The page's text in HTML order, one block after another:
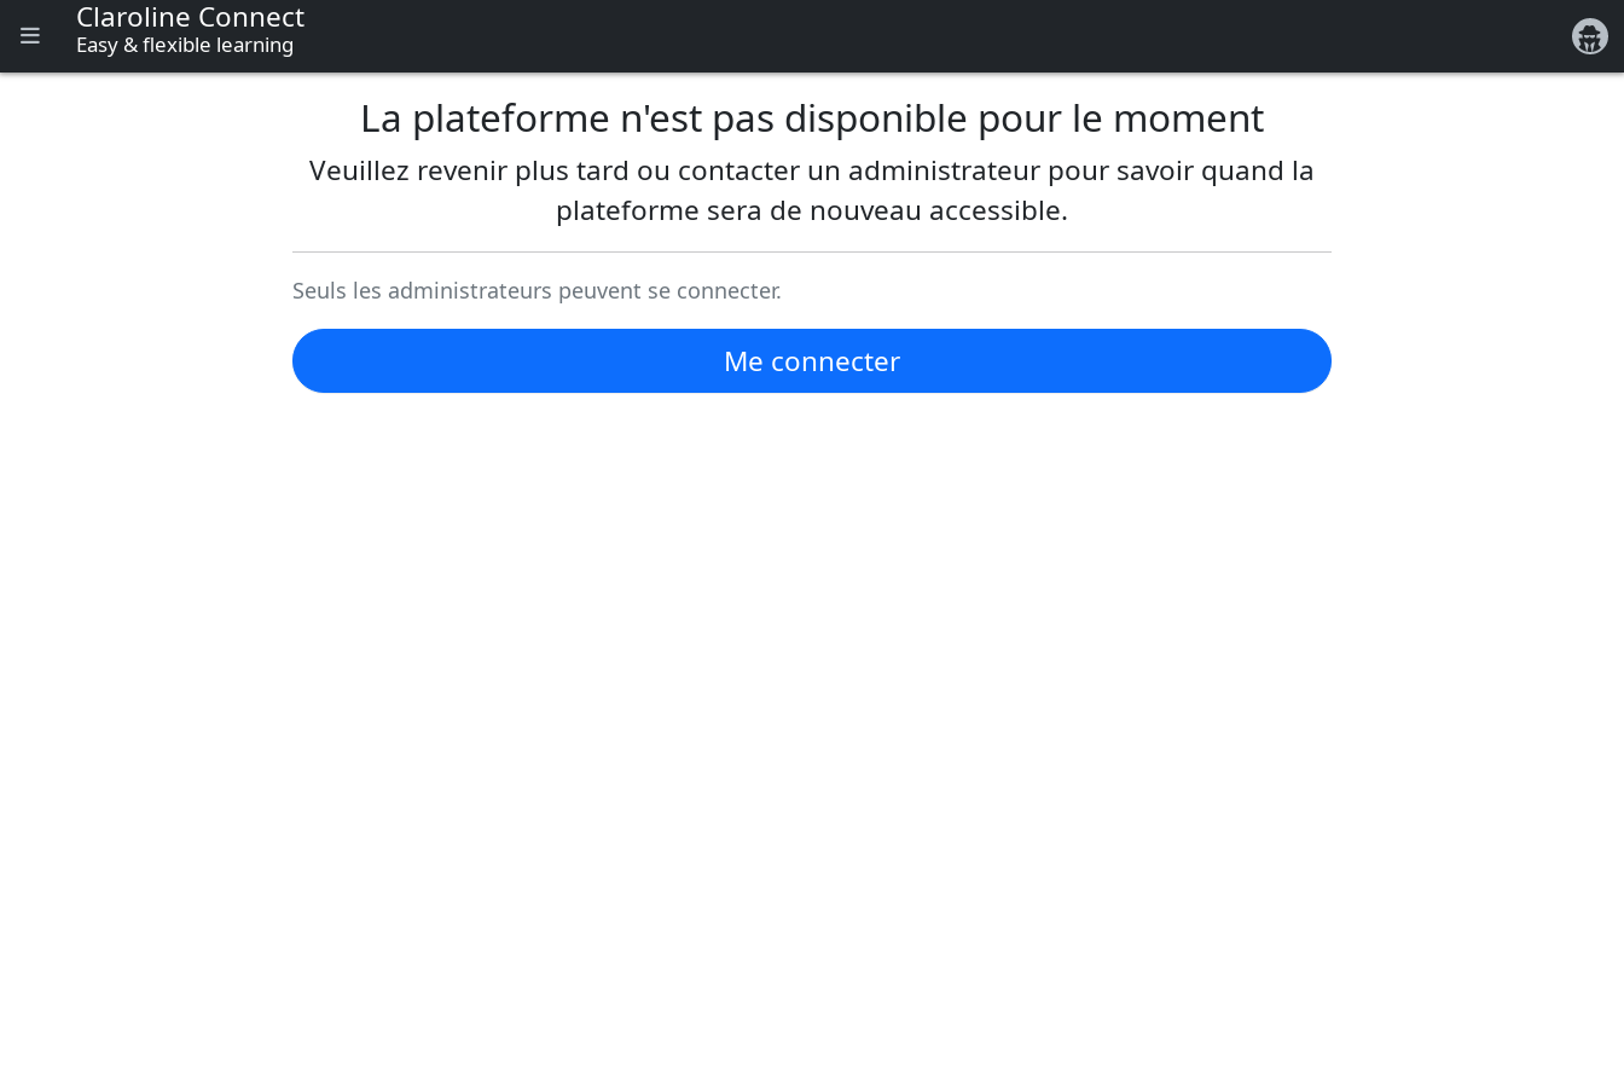
Menu
Claroline Connect
Easy & flexible learning
La plateforme n'est pas disponible pour le moment
Veuillez revenir plus tard ou contacter un administrateur pour savoir quand la
plateforme sera de nouveau accessible.
Seuls les administrateurs peuvent se connecter.
Me connecter